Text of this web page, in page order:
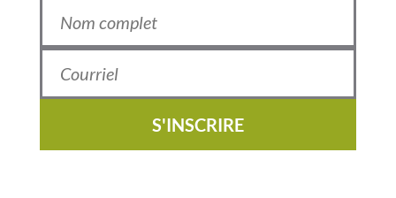
S'INSCRIRE